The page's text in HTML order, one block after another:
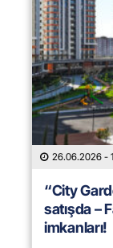
26.06.2026 -
“City
satışda –
imkanları!